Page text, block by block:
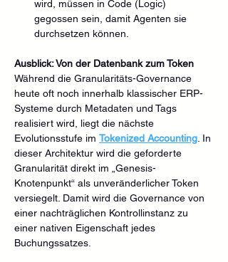
wird, müssen in Code (Logic)
gegossen sein, damit Agenten sie
durchsetzen können.
Ausblick: Von der Datenbank zum Token
Während die Granularitäts-Governance
heute oft noch innerhalb klassischer ERP-
Systeme durch Metadaten und Tags
realisiert wird, liegt die nächste
Evolutionsstufe im Tokenized Accounting . In
dieser Architektur wird die geforderte
Granularität direkt im „Genesis-
Knotenpunkt“ als unveränderlicher Token
versiegelt. Damit wird die Governance von
einer nachträglichen Kontrollinstanz zu
einer nativen Eigenschaft jedes
Buchungssatzes.